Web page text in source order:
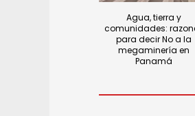
Agua, tierra y
comunidades:
para decir No a la
megaminería en
Panamá